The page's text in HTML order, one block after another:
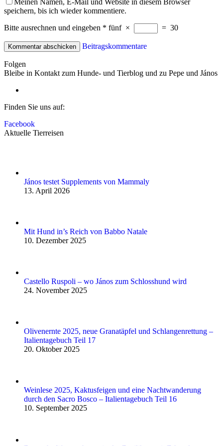
speichern, bis ich wieder kommentiere.
Bitte ausrechnen und eingeben * fünf × = 30
Beitragskommentare
Folgen
Bleibe in Kontakt zum Hunde- und Tierblog und zu Pepe und János
Finden Sie uns auf:
Facebook
Aktuelle Tierreisen
János testet Supplements von Mammaly
13. April 2026
Mit Hund in’s Reich von Babbo Natale
10. Dezember 2025
Castello Ruspoli – wo János zum Schlosshund wird
24. November 2025
Olivenernte 2025, neue Granatäpfel und Schlangenrettung –
Italientagebuch Teil 17
20. Oktober 2025
Weinlese 2025, Kaktusfeigen und eine Nachtwanderung
durch den Sacro Bosco – Italientagebuch Teil 16
10. September 2025